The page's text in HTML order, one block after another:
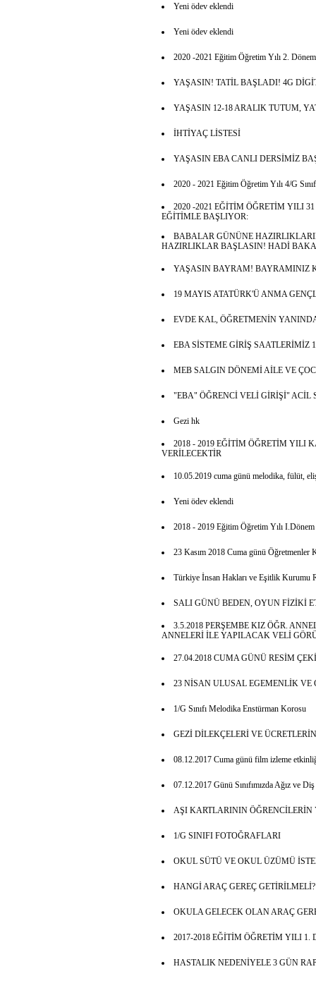
Yeni ödev eklendi
Yeni ödev eklendi
2020 -2021 Eğitim Öğretim Yılı 2. Dönem
YAŞASIN! TATİL BAŞLADI! 4G
YAŞASIN 12-18 ARALIK TUTUM,
İHTİYAÇ LİSTESİ
YAŞASIN EBA CANLI DERSİMİZ
2020 - 2021 Eğitim Öğretim Yılı 4/G
2020 -2021 EĞİTİM ÖĞRETİM YILI
EĞİTİMLE BAŞLIYOR:
BABALAR GÜNÜNE
HAZIRLIKLAR BAŞLASIN! HADİ
YAŞASIN BAYRAM! BAYRAMINIZ
19 MAYIS ATATÜRK'Ü ANMA
EVDE KAL, ÖĞRETMENİN
EBA SİSTEME GİRİŞ SAATLERİMİZ
MEB SALGIN DÖNEMİ AİLE VE
"EBA" ÖĞRENCİ VELİ GİRİŞİ"
Gezi hk
2018 - 2019 EĞİTİM ÖĞRETİM YILI
VERİLECEKTİR
10.05.2019 cuma günü melodika, fülüt,
Yeni ödev eklendi
2018 - 2019 Eğitim Öğretim Yılı
23 Kasım 2018 Cuma günü Öğretmenler
Türkiye İnsan Hakları ve Eşitlik Kurumu
SALI GÜNÜ BEDEN, OYUN FİZİKİ
3.5.2018 PERŞEMBE KIZ ÖĞR.
ANNELERİ İLE YAPILACAK VELİ
27.04.2018 CUMA GÜNÜ RESİM
23 NİSAN ULUSAL EGEMENLİK
1/G Sınıfı Melodika Enstürman Korosu
GEZİ DİLEKÇELERİ VE
08.12.2017 Cuma günü film izleme
07.12.2017 Günü Sınıfımızda Ağız ve
AŞI KARTLARININ
1/G SINIFI FOTOĞRAFLARI
OKUL SÜTÜ VE OKUL ÜZÜMÜ
HANGİ ARAÇ GEREÇ GETİRİLMELİ?
OKULA GELECEK OLAN ARAÇ
2017-2018 EĞİTİM ÖĞRETİM YILI
HASTALIK NEDENİYELE 3 GÜN